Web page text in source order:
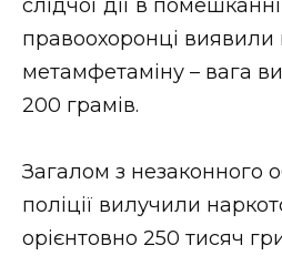
слідчої дії в
правоохоронці виявили
метамфетаміну – вага
200 грамів.
Загалом з незаконного
поліції вилучили
орієнтовно 250 тисяч